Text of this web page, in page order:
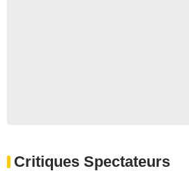
Critiques Spectateurs